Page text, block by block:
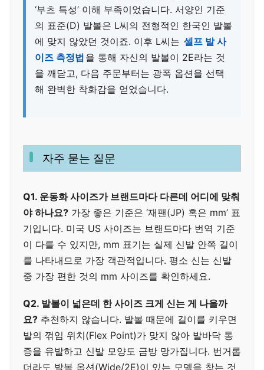
‘부츠 특성’ 이해 부족이었습니다. 서양인 기준
의 표준(D) 발볼은 L씨의 전형적인 한국인 발볼
에 맞지 않았던 것이죠. 이후 L씨는 셀프 발 사
이즈 측정법 을 통해 자신의 발볼이 2E라는 것
을 깨닫고, 다음 주문부터는 광폭 옵션을 선택
해 완벽한 착화감을 얻었습니다.
자주 묻는 질문
Q1. 운동화 사이즈가 브랜드마다 다른데 어디에 맞춰
야 하나요? 가장 좋은 기준은 ‘재팬(JP) 혹은 mm’ 표
기입니다. 미국 US 사이즈는 브랜드마다 번역 기준
이 다를 수 있지만, mm 표기는 실제 신발 안쪽 길이
를 나타내므로 가장 객관적입니다. 평소 신는 신발
중 가장 편한 것의 mm 사이즈를 확인하세요.
Q2. 발볼이 넓은데 한 사이즈 크게 신는 게 나을까
요? 추천하지 않습니다. 발볼 때문에 길이를 키우면
발의 꺾임 위치(Flex Point)가 맞지 않아 발바닥 통
증을 유발하고 신발 모양도 금방 망가집니다. 번거롭
더라도 발볼 옵션(Wide/2E)이 있는 모델을 찾는 것